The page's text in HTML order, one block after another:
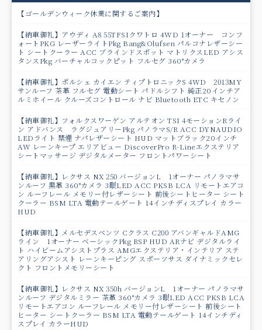
【ゴールデンウィーク休業に関するご案内】
【納車御礼】アウディ A8 55TFSIクワトロ 4WD 1オーナー コンフ
ォートPKG レーザーライトPkg Bang&Olufsen パルコナレザーシー
ト シートクーラー ACC ブラインドスポット マトリクスLED アシス
タンスPkg バーチャルコックピット フルセグ 360°カメラ
【納車御礼】ポルシェ カイエン ティプトロニックS 4WD 2013MY
サンルーフ 茶革 フルセグ 電動シート パドルシフト 純正20インチア
ルミホイール クルーズコントロール ナビ Bluetooth ETC キセノン
【納車御礼】フォルクスワーゲン アルテオン TSI 4モーションRライ
ン アドバンス ラグジュアリーPkg パノラマS/R ACC DYNAUDIO
LEDライト 禁煙 ナパレザーシート HUD マットブラック20インチ
AW レーンキープ エリアビュー DiscoverPro R-Lineエクステリア
シートマッサージ デジタルメーター フロントパワーシート
【納車御礼】レクサス NX 250 バージョンL 1オーナー パノラマサ
ンルーフ 黒革 360°カメラ 3眼LED ACC PKSB LCA リモートエアコ
ン ルーフレール メモリー付レザーシート 前後シートヒーター シート
クーラー BSM LTA 電動テールゲート 14インチディスプレイ カラー
HUD
【納車御礼】メルセデスベンツ Cクラス C200 アバンギャルドAMG
ライン 1オーナー ベーシックPkg RSP HUD ARナビ デジタルライ
ト ハイビームアシストプラス AMGエクステリア・インテリア ステ
アリングアシスト レーンキーピング スポーツサス ダイナミックセレ
クト フロントメモリーシート
【納車御礼】レクサス NX 350h バージョンL 1オーナー パノラマサ
ンルーフ デジタルミラー 茶革 360°カメラ 3眼LED ACC PKSB LCA
リモートエアコン ルーフレール メモリー付レザーシート 前後シート
ヒーター シートクーラー BSM LTA 電動テールゲート 14インチディ
スプレイ カラーHUD